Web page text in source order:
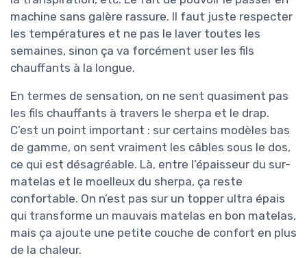
machine sans galère rassure. Il faut juste respecter
les températures et ne pas le laver toutes les
semaines, sinon ça va forcément user les fils
chauffants à la longue.
En termes de sensation, on ne sent quasiment pas
les fils chauffants à travers le sherpa et le drap.
C’est un point important : sur certains modèles bas
de gamme, on sent vraiment les câbles sous le dos,
ce qui est désagréable. Là, entre l’épaisseur du sur-
matelas et le moelleux du sherpa, ça reste
confortable. On n’est pas sur un topper ultra épais
qui transforme un mauvais matelas en bon matelas,
mais ça ajoute une petite couche de confort en plus
de la chaleur.